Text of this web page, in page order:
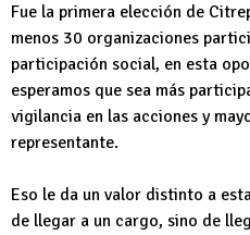
Fue la primera elección de
menos 30 organizaciones
participación social, en esta
esperamos que sea más
vigilancia en las acciones y
representante.
Eso le da un valor distinto a
de llegar a un cargo, sino de